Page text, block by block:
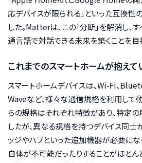
応デバイスが限られる」といった互換性
した。Matterは、この「分断」を解消し、
通言語で対話できる未来を築くことを目
これまでのスマートホームが抱えて
スマートホームデバイスは、Wi-Fi、
Waveなど、様々な通信規格を利用して
らの規格はそれぞれ特徴があり、特定
したが、異なる規格を持つデバイス同士
ッジやハブといった追加機器が必要にな
自体が不可能だったりすることがほとん